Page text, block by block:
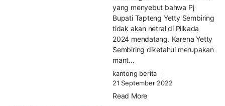
yang menyebut bahwa Pj
Bupati Tapteng Yetty Sembiring
tidak akan netral di Pilkada
2024 mendatang. Karena Yetty
Sembiring diketahui merupakan
mant...
kantong berita
21 September 2022
Read More